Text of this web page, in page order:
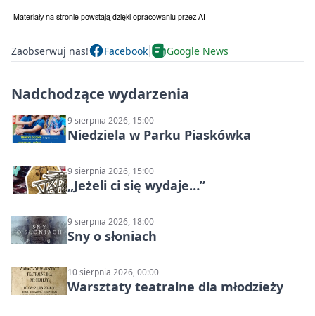
Zaobserwuj nas! Facebook Google News
Nadchodzące wydarzenia
9 sierpnia 2026, 15:00
Niedziela w Parku Piaskówka
9 sierpnia 2026, 15:00
„Jeżeli ci się wydaje…”
9 sierpnia 2026, 18:00
Sny o słoniach
10 sierpnia 2026, 00:00
Warsztaty teatralne dla młodzieży